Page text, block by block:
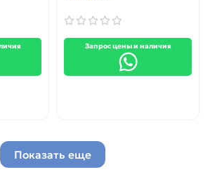
Запрос цены и наличия
Показать еще